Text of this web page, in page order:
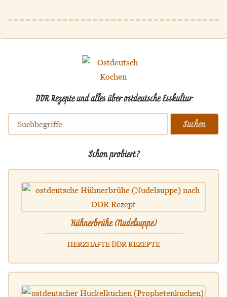
DDR Rezepte und alles über ostdeutsche Esskultur
Schon probiert?
Hühnerbrühe (Nudelsuppe)
HERZHAFTE DDR REZEPTE